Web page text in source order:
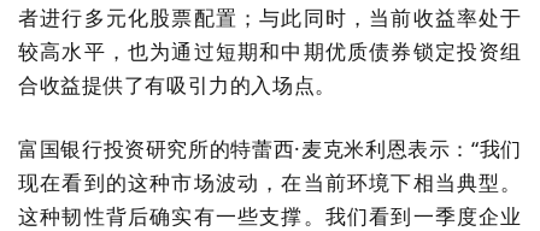
者进行多元化股票配置；与此同时，当前收益率处于
较高水平，也为通过短期和中期优质债券锁定投资组
合收益提供了有吸引力的入场点。
富国银行投资研究所的特蕾西·麦克米利恩表示：“我们
现在看到的这种市场波动，在当前环境下相当典型。
这种韧性背后确实有一些支撑。我们看到一季度企业